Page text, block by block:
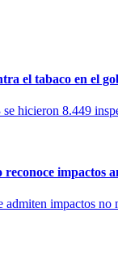
el tabaco en el
hicieron 8.449
impactos
impactos